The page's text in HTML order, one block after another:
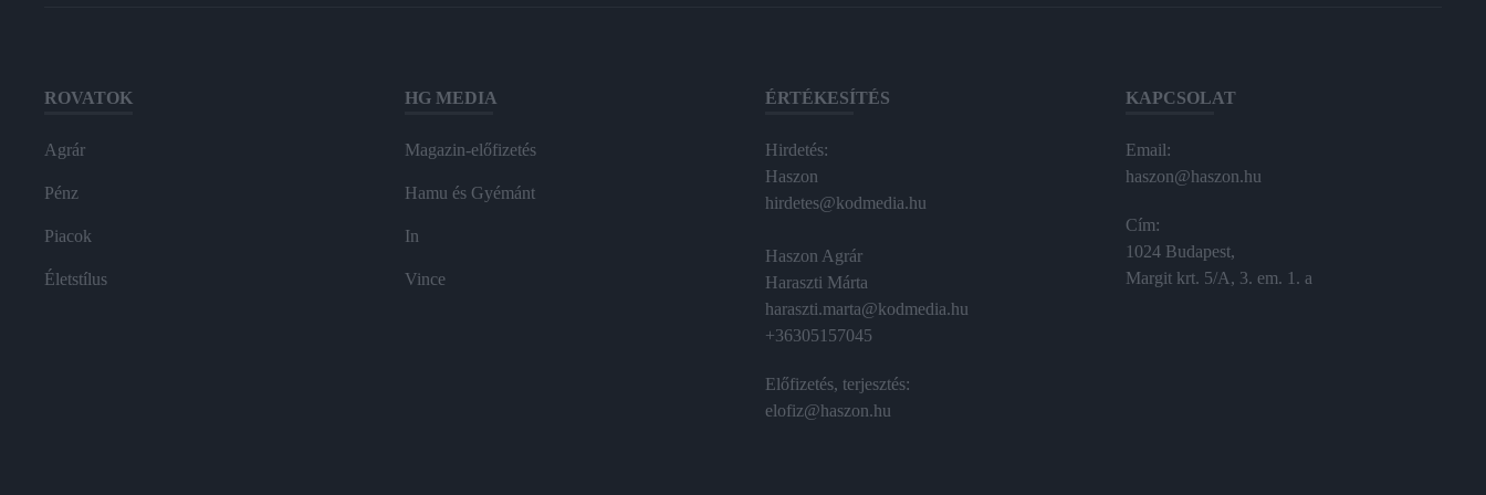
ROVATOK
Agrár
Pénz
Piacok
Életstílus
HG MEDIA
Magazin-előfizetés
Hamu és Gyémánt
In
Vince
ÉRTÉKESÍTÉS
Hirdetés:
Haszon
hirdetes@kodmedia.hu
Haszon Agrár
Haraszti Márta
haraszti.marta@kodmedia.hu
+36305157045
Előfizetés, terjesztés:
elofiz@haszon.hu
KAPCSOLAT
Email:
haszon@haszon.hu
Cím:
1024 Budapest,
Margit krt. 5/A, 3. em. 1. a